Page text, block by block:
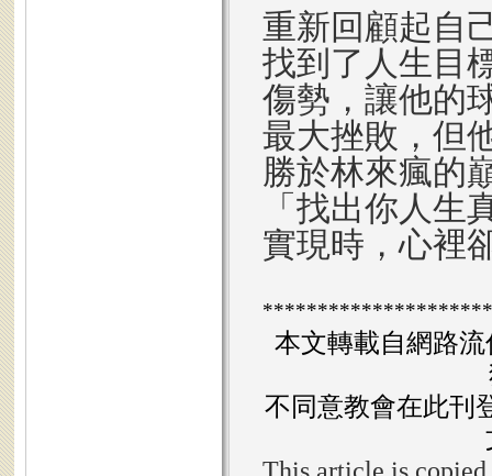
重新回顧起自
找到了人生目
傷勢，讓他的
最大挫敗，但
勝於林來瘋的
「找出你人生
實現時，心裡
本文轉載自網路
不同意教會在此刊
This article is